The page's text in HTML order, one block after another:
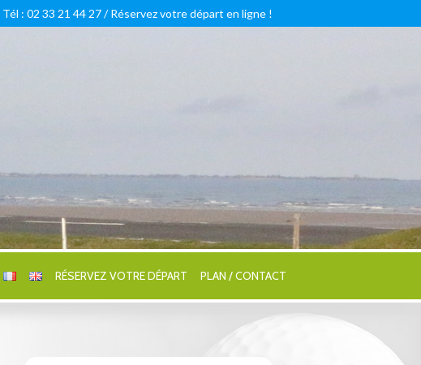
Tél : 02 33 21 44 27 /Réservez votre départ en ligne !
RÉSERVEZ VOTRE DÉPART PLAN / CONTACT